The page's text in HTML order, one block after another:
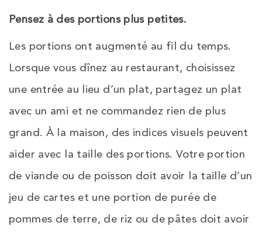
Pensez à des portions plus petites.
Les portions ont augmenté au fil du temps.
Lorsque vous dînez au restaurant, choisissez
une entrée au lieu d’un plat, partagez un plat
avec un ami et ne commandez rien de plus
grand. À la maison, des indices visuels peuvent
aider avec la taille des portions. Votre portion
de viande ou de poisson doit avoir la taille d’un
jeu de cartes et une portion de purée de
pommes de terre, de riz ou de pâtes doit avoir